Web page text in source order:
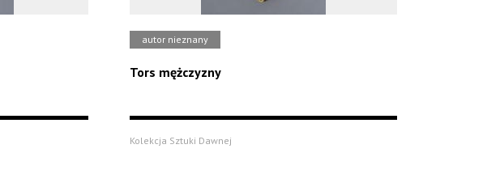
autor nieznany
Tors mężczyzny
Kolekcja Sztuki Dawnej